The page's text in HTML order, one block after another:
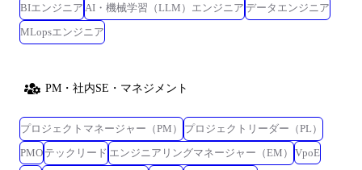
BIエンジニア AI・機械学習（LLM）エンジニア データエンジニア
MLopsエンジニア
PM・社内SE・マネジメント
プロジェクトマネージャー（PM）
プロジェクトリーダー（PL）
PMO テックリード エンジニアリングマネージャー（EM）
VpoE